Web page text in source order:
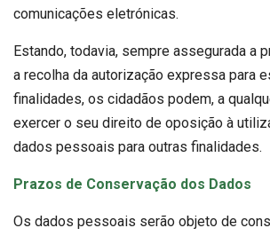
comunicações eletrónicas.
Estando, todavia, sempre assegurada a
a recolha da autorização expressa para
finalidades, os cidadãos podem, a
exercer o seu direito de oposição à
dados pessoais para outras finalidades.
Prazos de Conservação dos Dados
Os dados pessoais serão objeto de